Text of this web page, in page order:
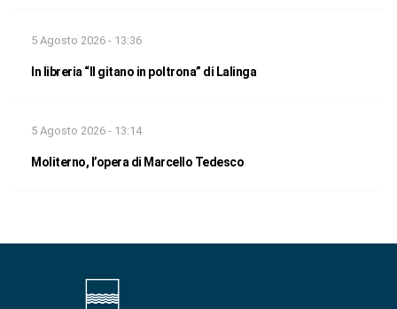
5 Agosto 2026 - 13:36
In libreria “Il gitano in poltrona” di Lalinga
5 Agosto 2026 - 13:14
Moliterno, l’opera di Marcello Tedesco